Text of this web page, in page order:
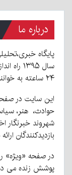
درباره ما
سال
۲۴ ساعته به خوانندگان خود ارائه می کند.
این سایت در
حوادث، هنر،
شهروند خبرنگار
بازدیدکنندگان
در صفحه «ویژه»
پوشش زنده می